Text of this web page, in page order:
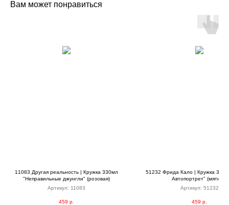
Вам может понравиться
11083 Другая реальность | Кружка 330мл
"Неправильные джунгли" (розовая)
Артикул: 11083
459 р.
51232 Фрида Кало | Кружка
Автопортрет" (мятная)
Артикул: 51232
459 р.